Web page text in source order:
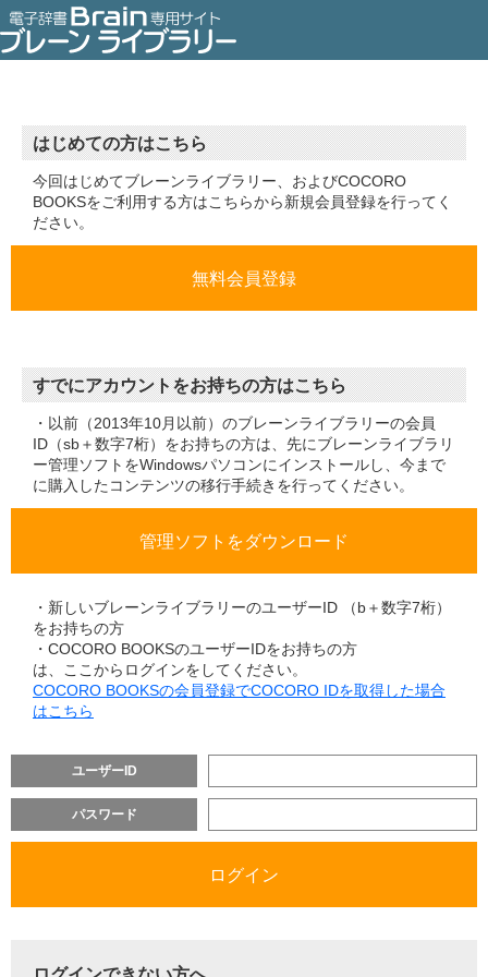
はじめての方はこちら
今回はじめてブレーンライブラリー、およびCOCORO
BOOKSをご利用する方はこちらから新規会員登録を行ってく
ださい。
すでにアカウントをお持ちの方はこちら
・以前（2013年10月以前）のブレーンライブラリーの会員
ID（sb＋数字7桁）をお持ちの方は、先にブレーンライブラリ
ー管理ソフトをWindowsパソコンにインストールし、今まで
に購入したコンテンツの移行手続きを行ってください。
・新しいブレーンライブラリーのユーザーID （b＋数字7桁）
をお持ちの方
・COCORO BOOKSのユーザーIDをお持ちの方
は、ここからログインをしてください。
COCORO BOOKSの会員登録でCOCORO IDを取得した場合
はこちら
ユーザーID
パスワード